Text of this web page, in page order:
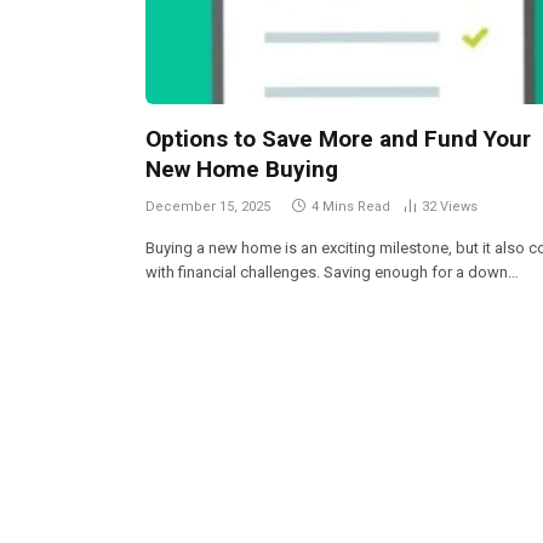
Options to Save More and Fund Your
New Home Buying
December 15, 2025 4 Mins Read 32Views
Buying a new home is an exciting milestone, but it also
with financial challenges. Saving enough for a down…